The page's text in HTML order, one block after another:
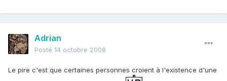
Adrian
Posté 14 octobre 2008
Le pire c'est que certaines personnes croient à l'existence d'une